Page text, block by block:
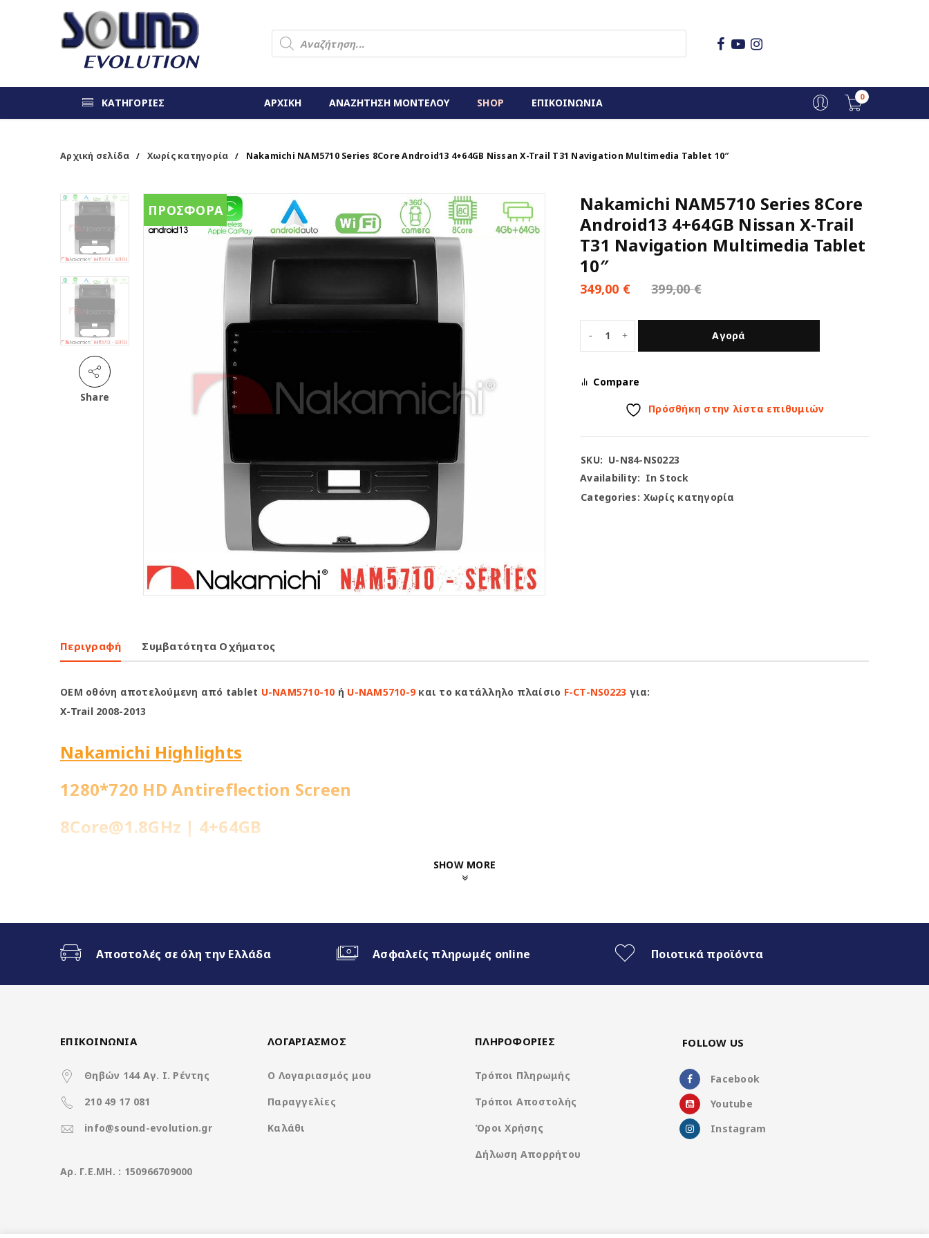
ΚΑΤΗΓΟΡΙΕΣ ΑΡΧΙΚΗ ΑΝΑΖΗΤΗΣΗ ΜΟΝΤΕΛΟΥ SHOP ΕΠΙΚΟΙΝΩΝΙΑ 0
Αρχική σελίδα / Χωρίς κατηγορία / Nakamichi NAM5710 Series 8Core Android13 4+64GB Nissan X-Trail T31 Navigation Multimedia Tablet 10″
Share
ΠΡΟΣΦΟΡΑ
Nakamichi NAM5710 Series 8Core
Android13 4+64GB Nissan X-Trail
T31 Navigation Multimedia Tablet
10″
399,00€
349,00 €
Αγορά
Compare
Πρόσθήκη στην λίστα επιθυμιών
SKU: U-N84-NS0223
Availability: In Stock
Categories: Χωρίς κατηγορία
Περιγραφή Συμβατότητα Οχήματος
OEM οθόνη αποτελούμενη από tablet U-NAM5710-10 ή U-NAM5710-9και το κατάλληλο πλαίσιο F-CT-NS0223 για:
X-Trail 2008-2013
Nakamichi Highlights
1280*720 HD Antireflection Screen
8Core@1.8GHz | 4+64GB
Ασύρματο CarPlay & Ασύρματο Android Auto
Χαρακτηριστικά
Operation System Nakamichi Os Android13
Rockchip 8Core A5 @ 1.8Ghz
SHOW MORE
Αποστολές σε όλη την Ελλάδα Ασφαλείς πληρωμές online Ποιοτικά προϊόντα
ΕΠΙΚΟΙΝΩΝΙΑ
Θηβών 144 Αγ. Ι. Ρέντης
210 49 17 081
info@sound-evolution.gr
Aρ. Γ.Ε.ΜΗ. : 150966709000
ΛΟΓΑΡΙΑΣΜΟΣ
Ο Λογαριασμός μου
Παραγγελίες
Καλάθι
ΠΛΗΡΟΦΟΡΙΕΣ
Τρόποι Πληρωμής
Τρόποι Αποστολής
Όροι Χρήσης
Δήλωση Απορρήτου
FOLLOW US
Facebook
Youtube
Instagram